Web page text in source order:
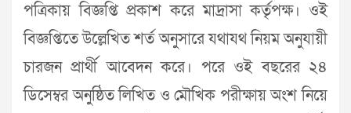
পত্রিকায় বিজ্ঞপ্তি প্রকাশ করে মাদ্রাসা কর্তৃপক্ষ। ওই
বিজ্ঞপ্তিতে উল্লেখিত শর্ত অনুসারে যথাযথ নিয়ম অনুযায়ী
চারজন প্রার্থী আবেদন করে। পরে ওই বছরের ২৪
ডিসেম্বর অনুষ্ঠিত লিখিত ও মৌখিক পরীক্ষায় অংশ নিয়ে